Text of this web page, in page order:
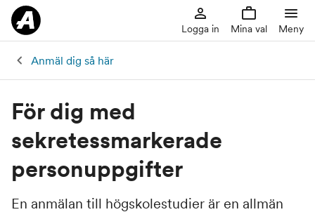
Logga in Mina val Meny
Anmäl dig så här
För dig med
sekretessmarkerade
personuppgifter
En anmälan till högskolestudier är en allmän